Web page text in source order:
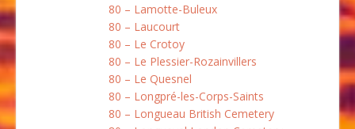
80 – Lamotte-Buleux
80 – Laucourt
80 – Le Crotoy
80 – Le Plessier-Rozainvillers
80 – Le Quesnel
80 – Longpré-les-Corps-Saints
80 – Longueau British Cemetery